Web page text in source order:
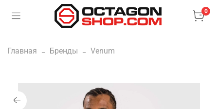
0
Главная Бренды Venum